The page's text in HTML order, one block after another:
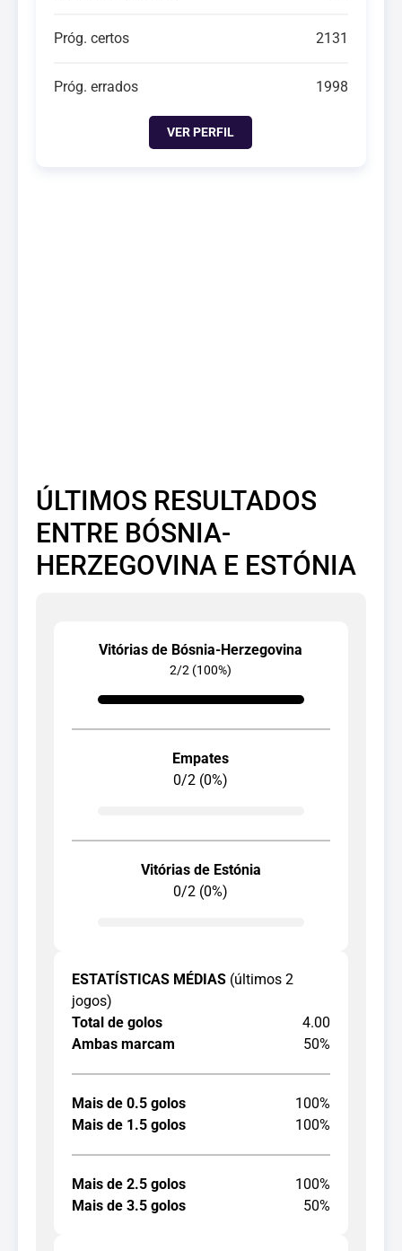
Próg. certos 2131
Próg. errados 1998
VER PERFIL
ÚLTIMOS RESULTADOS
ENTRE BÓSNIA-
HERZEGOVINA E ESTÓNIA
Vitórias de Bósnia-Herzegovina
2/2 (100%)
Empates
0/2 (0%)
Vitórias de Estónia
0/2 (0%)
ESTATÍSTICAS MÉDIAS (últimos 2
jogos)
Total de golos
4.00
Ambas marcam
50%
Mais de 0.5 golos
100%
Mais de 1.5 golos
100%
Mais de 2.5 golos
100%
Mais de 3.5 golos
50%